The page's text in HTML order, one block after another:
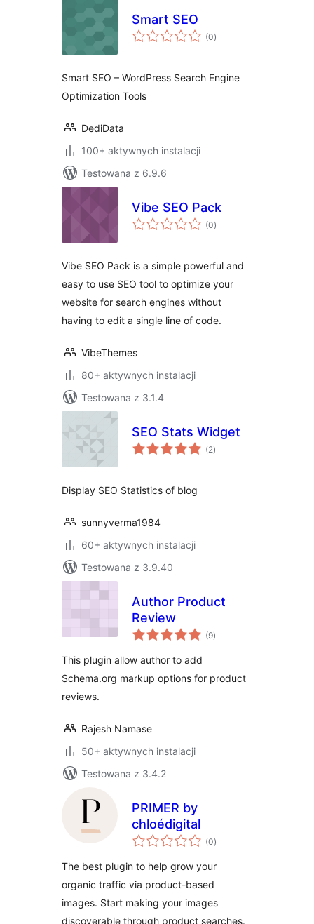
Smart SEO
(0wszystkich
ocen
)
Smart SEO – WordPress Search Engine
Optimization Tools
DediData
100+ aktywnych instalacji
Testowana z 6.9.6
Vibe SEO Pack
(0wszystkich
ocen
)
Vibe SEO Pack is a simple powerful and
easy to use SEO tool to optimize your
website for search engines without
having to edit a single line of code.
VibeThemes
80+ aktywnych instalacji
Testowana z 3.1.4
SEO Stats Widget
(2wszystkich
ocen
)
Display SEO Statistics of blog
sunnyverma1984
60+ aktywnych instalacji
Testowana z 3.9.40
Author Product
Review
(9wszystkich
ocen
)
This plugin allow author to add
Schema.org markup options for product
reviews.
Rajesh Namase
50+ aktywnych instalacji
Testowana z 3.4.2
PRIMER by
chloédigital
(0wszystkich
ocen
)
The best plugin to help grow your
organic traffic via product-based
images. Start making your images
discoverable through product searches.